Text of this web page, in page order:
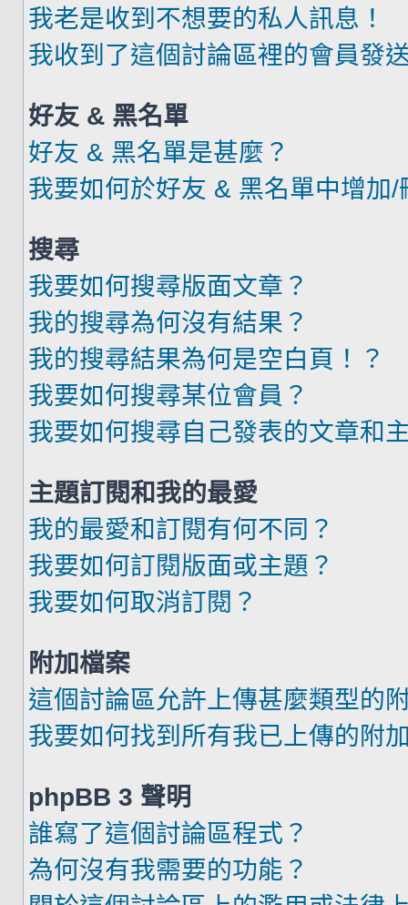
我老是收到不想要的私人訊息！
我收到了這個討論區裡的會員發
好友 & 黑名單
好友 & 黑名單是甚麼？
我要如何於好友 & 黑名單中增加/
搜尋
我要如何搜尋版面文章？
我的搜尋為何沒有結果？
我的搜尋結果為何是空白頁！？
我要如何搜尋某位會員？
我要如何搜尋自己發表的文章和
主題訂閱和我的最愛
我的最愛和訂閱有何不同？
我要如何訂閱版面或主題？
我要如何取消訂閱？
附加檔案
這個討論區允許上傳甚麼類型的
我要如何找到所有我已上傳的附
phpBB 3 聲明
誰寫了這個討論區程式？
為何沒有我需要的功能？